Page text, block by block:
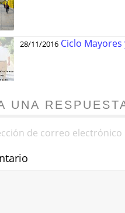
28/11/2016 Ciclo Mayores
UNA
de correo